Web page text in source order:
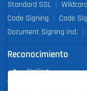
Standard SSL
Code Signing
Code
Document Signing Ind.
Reconocimiento
DigiCert